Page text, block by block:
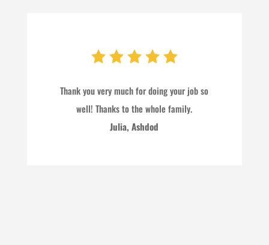
Thank you very much for doing your job so
well! Thanks to the whole family.
Julia, Ashdod